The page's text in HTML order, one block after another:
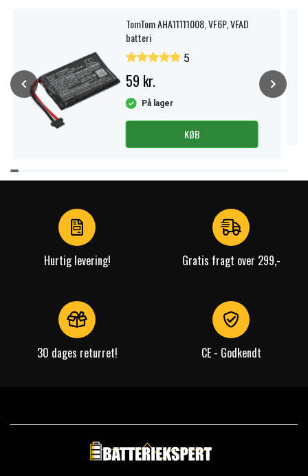
TomTom AHA11111008, VF6P, VFAD
batteri
5
59 kr.
På lager
KØB
Item
1
Hurtig levering! Gratis fragt over 299,-
30 dages returret! CE - Godkendt